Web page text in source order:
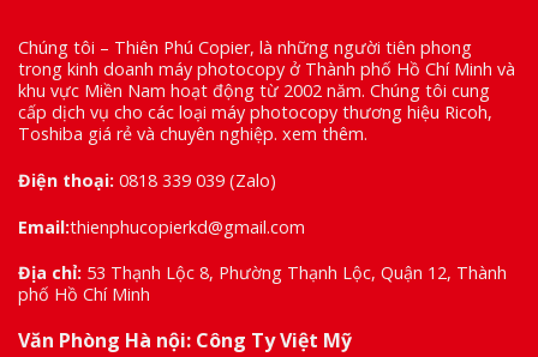
Chúng tôi – Thiên Phú Copier, là những người tiên phong
trong kinh doanh máy photocopy ở Thành phố Hồ Chí Minh và
khu vực Miền Nam hoạt động từ 2002 năm. Chúng tôi cung
cấp dịch vụ cho các loại máy photocopy thương hiệu Ricoh,
Toshiba giá rẻ và chuyên nghiệp. xem thêm.
Điện thoại: 0818 339 039 (Zalo)
Email:thienphucopierkd@gmail.com
Địa chỉ: 53 Thạnh Lộc 8, Phường Thạnh Lộc, Quận 12, Thành
phố Hồ Chí Minh
Văn Phòng Hà nội: Công Ty Việt Mỹ